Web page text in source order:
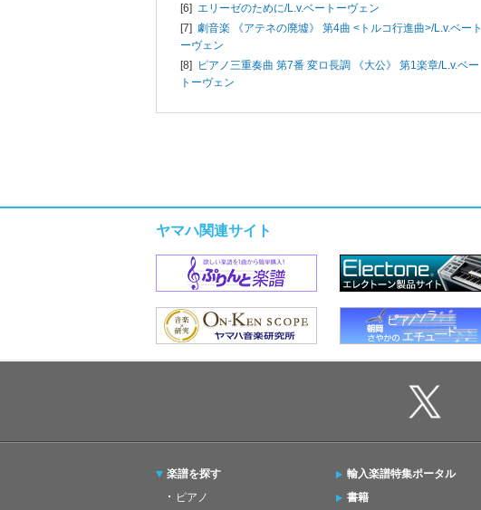
[6] エリーゼのために/L.v.ベートーヴェン
[7] 劇音楽 《アテネの廃墟》 第4曲 <トルコ行進曲>/L.v.ベート
ーヴェン
[8] ピアノ三重奏曲 第7番 変ロ長調 《大公》 第1楽章/L.v.ベー
トーヴェン
ヤマハ関連サイト
楽譜を探す
ピアノ
輸入楽譜特集ポータル
書籍